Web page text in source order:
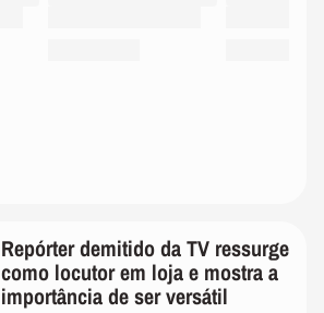
Repórter demitido da TV ressurge
como locutor em loja e mostra a
importância de ser versátil